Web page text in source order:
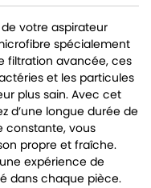
votre aspirateur
spécialement
filtration avancée, ces
et les particules
plus sain. Avec cet
d’une longue durée de
constante, vous
propre et fraîche.
expérience de
dans chaque pièce.